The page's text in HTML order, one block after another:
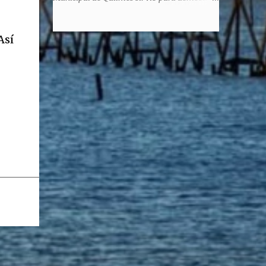
honorem, es decir, solo por el honor y no
remunerativo. Algunos no cobraban
estipendio -depende el cargo- pero tenían
importantísimos beneficios económicos".
Siguie diciendo Castellano: "Los ...
convertirse en un relator de la historia de
tantos inmigrantes que llegaron a la
Argentina para hacer la América. La
historia, escrita por el propio protagonista y
Julio Molina -a la sazón director de la
pieza-, va contando la vida del Galego, que
llegó al país y que trabajando fue quemando
etapas, esforzándose a puro pulmón. Pero
también está lo vivido en su España natal,
con el tema de la guerra civil que sufrió la
familia y tuvo la grieta que instaló el
generalisimo Franco con una enorme cuota
de torturas, persecución, secuestros,
prisiones. El dolor vivido en carne propia y
trasladado a la piel, para contar todo lo
padecido. El relato tiene morriña, saudades,
el canto a Galicia, tierra de los padres y